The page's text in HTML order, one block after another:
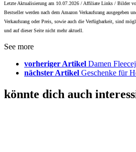
Letzte Aktualisierung am 10.07.2026 / Affiliate Links / Bilder
Bestseller werden nach dem Amazon Verkaufsrang ausgegeben
Verkaufsrang oder Preis, sowie auch die Verfügbarkeit, sind
und auf dieser Seite nicht mehr aktuell.
See more
vorheriger Artikel Damen
nächster Artikel Geschenke für
könnte dich auch